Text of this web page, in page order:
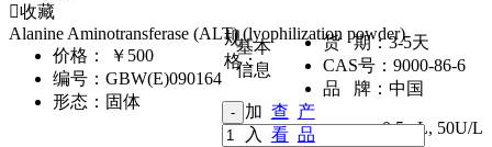
收藏
Alanine Aminotransferase (ALT) (lyophilization powder)
价格：
￥500
编号： GBW(E)090164
形态： 固体
货 期：3-5天
CAS号： 9000-86-6
品 牌： 中国
规
格：
0.5mL, 50U/L
加
入
查
看
产
品
基本
信息